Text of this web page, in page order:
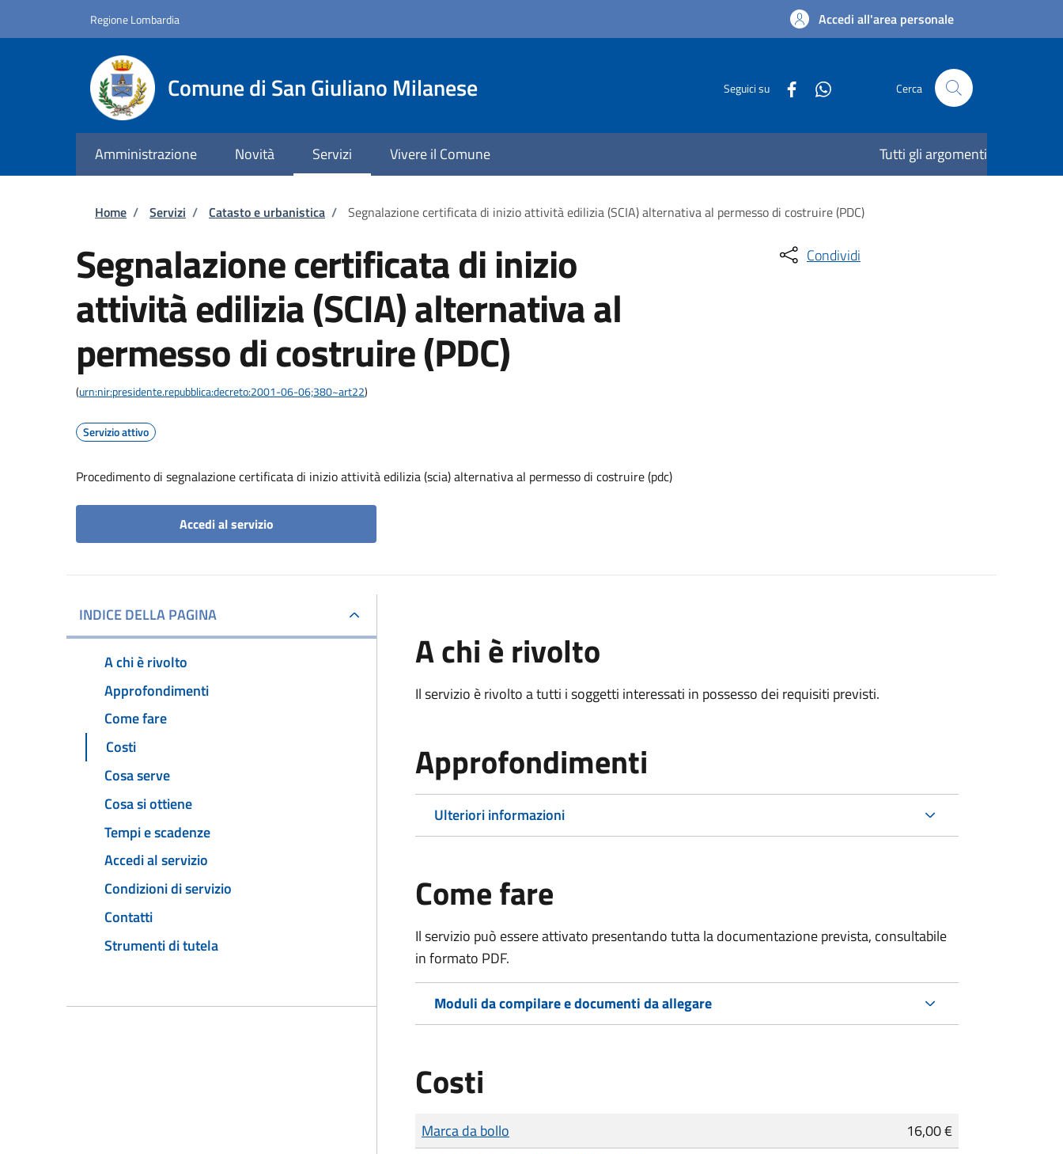
Regione Lombardia Accedi all'area personale
Comune di San Giuliano Milanese Seguici su Cerca
Amministrazione Novità Servizi Vivere il Comune Tutti gli argomenti
Briciole di pane
Home / Servizi / Catasto e urbanistica / Segnalazione certificata di inizio attività edilizia (SCIA) alternativa al permesso di costruire (PDC)
Segnalazione certificata di inizio
attività edilizia (SCIA) alternativa al
permesso di costruire (PDC)
(urn:nir:presidente.repubblica:decreto:2001-06-06;380~art22)
Servizio attivo
Procedimento di segnalazione certificata di inizio attività edilizia (scia) alternativa al permesso di costruire (pdc)
Accedi al servizio
Condividi
INDICE DELLA PAGINA
A chi è rivolto
Approfondimenti
Come fare
Costi
Cosa serve
Cosa si ottiene
Tempi e scadenze
Accedi al servizio
Condizioni di servizio
Contatti
Strumenti di tutela
A chi è rivolto
Il servizio è rivolto a tutti i soggetti interessati in possesso dei requisiti previsti.
Approfondimenti
Ulteriori informazioni
Come fare
Il servizio può essere attivato presentando tutta la documentazione prevista, consultabile
in formato PDF.
Moduli da compilare e documenti da allegare
Costi
Tipo di pagamento
Importo
Marca da bollo
16,00 €